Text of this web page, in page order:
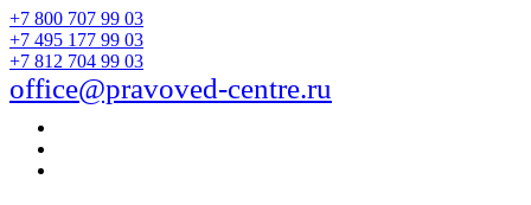
+7 800 707 99 03
+7 495 177 99 03
+7 812 704 99 03
office@pravoved-centre.ru